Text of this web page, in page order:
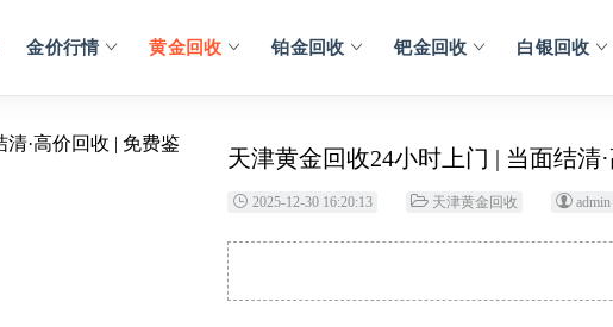
金价行情 黄金回收 铂金回收 钯金回收 白银回收
天津黄金回收24小时上门 | 当面结清
2025-12-30 16:20:13 天津黄金回收 admin